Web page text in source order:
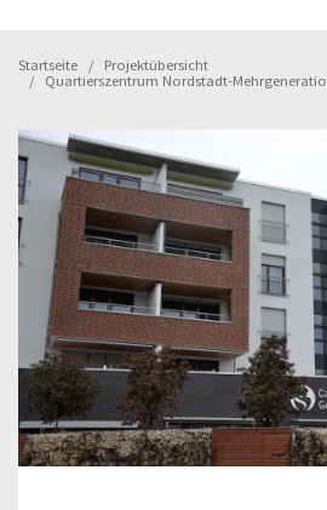
Startseite
Projektübersicht
Quartierszentrum Nordstadt-